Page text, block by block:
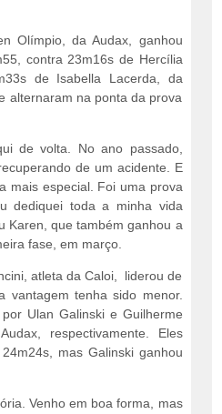
Olímpio, da Audax, ganhou
contra 23m16s de Hercília
de Isabella Lacerda, da
alternaram na ponta da prova
de volta. No ano passado,
de um acidente. E
mais especial. Foi uma prova
dediquei toda a minha vida
Karen, que também ganhou a
fase, em março.
atleta da Caloi, liderou de
vantagem tenha sido menor.
Ulan Galinski e Guilherme
respectivamente. Eles
mas Galinski ganhou
Venho em boa forma, mas